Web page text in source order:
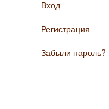
Вход
Регистрация
Забыли пароль?